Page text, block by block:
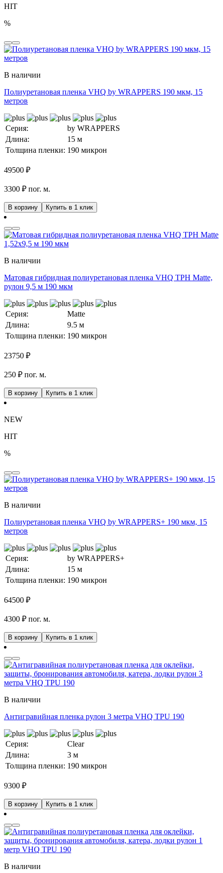
HIT
%
В наличии
Полиуретановая пленка VHQ by WRAPPERS 190 мкм, 15
метров
Серия:
by WRAPPERS
Длина:
15 м
Толщина пленки: 190 микрон
49500 ₽
3300 ₽ пог. м.
В корзину Купить в 1 клик
В наличии
Матовая гибридная полиуретановая пленка VHQ TPH Matte,
рулон 9,5 м 190 мкм
Серия:
Matte
Длина:
9.5 м
Толщина пленки: 190 микрон
23750 ₽
250 ₽ пог. м.
В корзину Купить в 1 клик
NEW
HIT
%
В наличии
Полиуретановая пленка VHQ by WRAPPERS+ 190 мкм, 15
метров
Серия:
by WRAPPERS+
Длина:
15 м
Толщина пленки: 190 микрон
64500 ₽
4300 ₽ пог. м.
В корзину Купить в 1 клик
В наличии
Антигравийная пленка рулон 3 метра VHQ TPU 190
Серия:
Clear
Длина:
3 м
Толщина пленки: 190 микрон
9300 ₽
В корзину Купить в 1 клик
В наличии